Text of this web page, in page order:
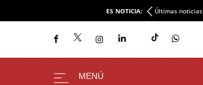
ES NOTICIA: Últimas noticias